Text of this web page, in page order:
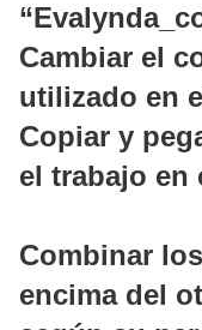
Cambiar el
utilizado en
Copiar y
el trabajo en
Combinar
encima del